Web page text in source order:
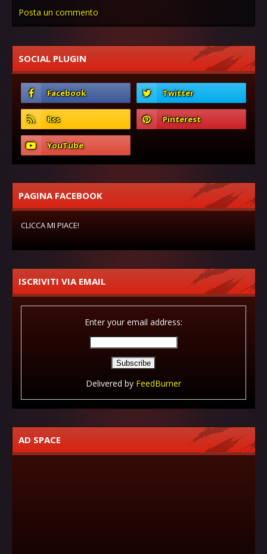
Posta un commento
SOCIAL PLUGIN
PAGINA FACEBOOK
CLICCA MI PIACE!
ISCRIVITI VIA EMAIL
Enter your email address:
Delivered by FeedBurner
AD SPACE